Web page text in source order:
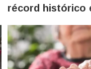
récord histórico